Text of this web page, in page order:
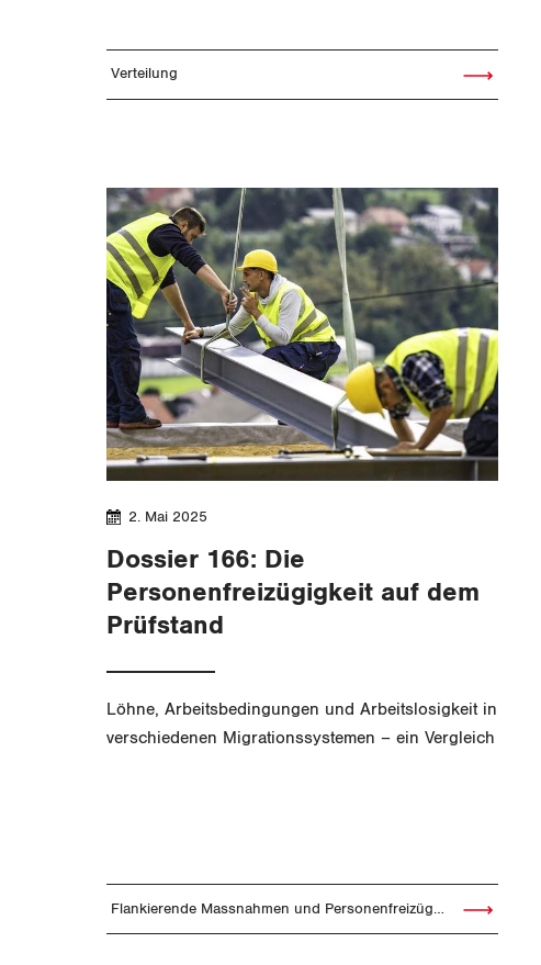
Verteilung
Artikel lesen
Dossier 166: Die
Personenfreizügigkeit auf dem
Prüfstand
2. Mai 2025
Löhne, Arbeitsbedingungen und Arbeitslosigkeit in
verschiedenen Migrationssystemen – ein Vergleich
Flankierende Massnahmen und Personenfreizügigkeit
Artikel lesen